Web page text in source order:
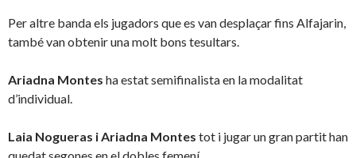
Per altre banda els jugadors que es van desplaçar fins Alfajarin,
també van obtenir una molt bons tesultars.
Ariadna Montes ha estat semifinalista en la modalitat
d’individual.
Laia Nogueras i Ariadna Montes tot i jugar un gran partit han